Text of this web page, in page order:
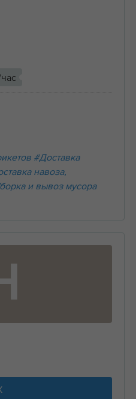
#Доставка
навоза,
и вывоз мусора